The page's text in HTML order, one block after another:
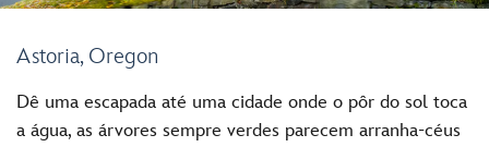
Astoria, Oregon
Dê uma escapada até uma cidade onde o pôr do sol toca
a água, as árvores sempre verdes parecem arranha-céus